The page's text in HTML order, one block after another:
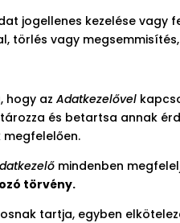
jogellenes kezelése
törlés vagy
hogy azAdatkezelővel
és betartsa annak
mindenben
törvény.
tartja, egyben